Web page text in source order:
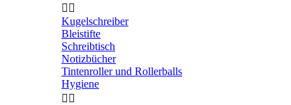
 
Kugelschreiber
Bleistifte
Schreibtisch
Notizbücher
Tintenroller und Rollerballs
Hygiene
 